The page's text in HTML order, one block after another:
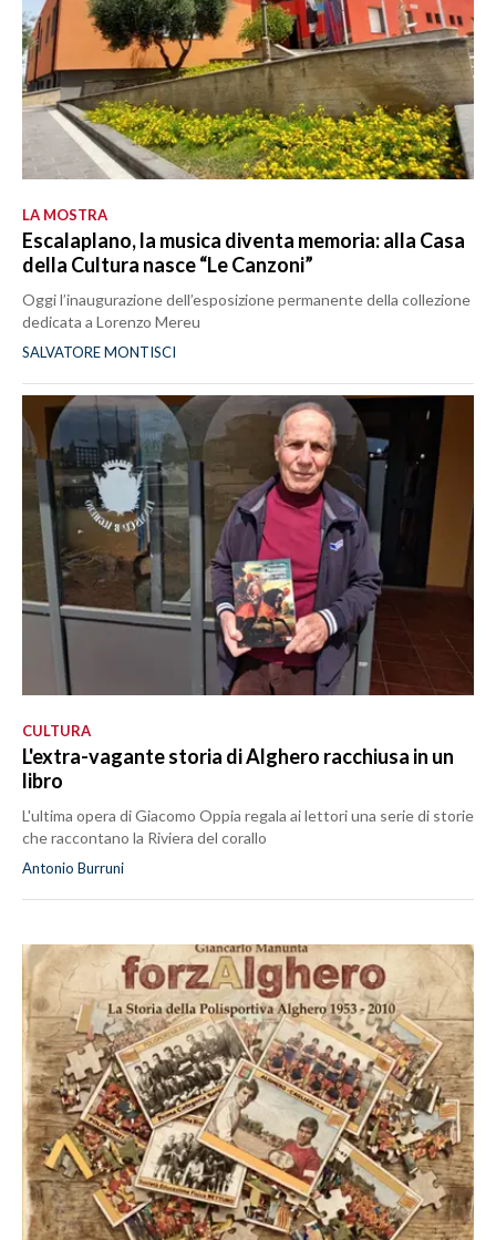
LA MOSTRA
Escalaplano, la musica diventa memoria: alla Casa
della Cultura nasce “Le Canzoni”
Oggi l’inaugurazione dell’esposizione permanente della collezione
dedicata a Lorenzo Mereu
SALVATORE MONTISCI
CULTURA
L'extra-vagante storia di Alghero racchiusa in un
libro
L'ultima opera di Giacomo Oppia regala ai lettori una serie di storie
che raccontano la Riviera del corallo
Antonio Burruni